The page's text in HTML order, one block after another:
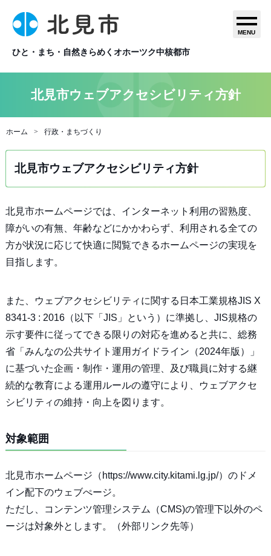
ひと・まち・自然きらめくオホーツク中核都市
MENU
北見市ウェブアクセシビリティ方針
ホーム 行政・まちづくり
北見市ウェブアクセシビリティ方針
北見市ホームページでは、インターネット利用の習熟度、
障がいの有無、年齢などにかかわらず、利用される全ての
方が状況に応じて快適に閲覧できるホームページの実現を
目指します。
また、ウェブアクセシビリティに関する日本工業規格JIS X
8341-3 : 2016（以下「JIS」という）に準拠し、JIS規格の
示す要件に従ってできる限りの対応を進めると共に、総務
省「みんなの公共サイト運用ガイドライン（2024年版）」
に基づいた企画・制作・運用の管理、及び職員に対する継
続的な教育による運用ルールの遵守により、ウェブアクセ
シビリティの維持・向上を図ります。
対象範囲
北見市ホームページ（https://www.city.kitami.lg.jp/）のドメ
イン配下のウェブぺージ。
ただし、コンテンツ管理システム（CMS)の管理下以外のペ
ージは対象外とします。（外部リンク先等）